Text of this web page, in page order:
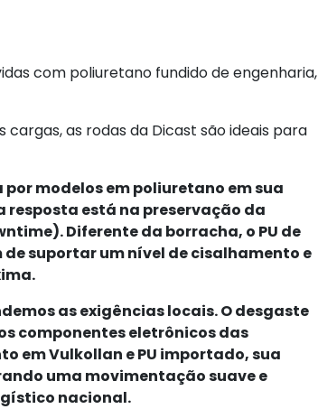
com poliuretano fundido de engenharia,
as rodas da Dicast são ideais para
modelos em poliuretano em sua
resposta está na preservação da
Diferente da borracha, o PU de
suportar um nível de cisalhamento e
as exigências locais. O desgaste
componentes eletrônicos das
em Vulkollan e PU importado, sua
uma movimentação suave e
nacional.